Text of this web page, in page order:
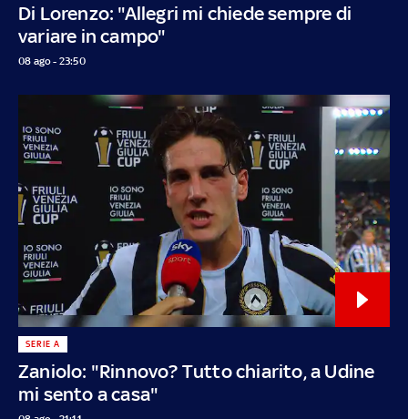
Di Lorenzo: "Allegri mi chiede sempre di
variare in campo"
08 ago - 23:50
Zaniolo: "Rinnovo? Tutto chiarito, a Udine
mi sento a casa"
SERIE A